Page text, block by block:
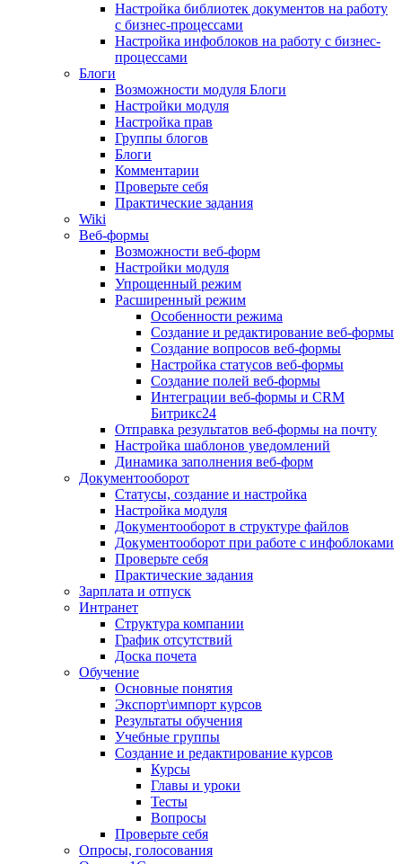
Настройка библиотек документов на работу
с бизнес-процессами
Настройка инфоблоков на работу с бизнес-
процессами
Блоги
Возможности модуля Блоги
Настройки модуля
Настройка прав
Группы блогов
Блоги
Комментарии
Проверьте себя
Практические задания
Wiki
Веб-формы
Возможности веб-форм
Настройки модуля
Упрощенный режим
Расширенный режим
Особенности режима
Создание и редактирование веб-формы
Создание вопросов веб-формы
Настройка статусов веб-формы
Создание полей веб-формы
Интеграции веб-формы и CRM
Битрикс24
Отправка результатов веб-формы на почту
Настройка шаблонов уведомлений
Динамика заполнения веб-форм
Документооборот
Статусы, создание и настройка
Настройка модуля
Документооборот в структуре файлов
Документооборот при работе с инфоблоками
Проверьте себя
Практические задания
Зарплата и отпуск
Интранет
Структура компании
График отсутствий
Доска почета
Обучение
Основные понятия
Экспорт\импорт курсов
Результаты обучения
Учебные группы
Создание и редактирование курсов
Курсы
Главы и уроки
Тесты
Вопросы
Проверьте себя
Опросы, голосования